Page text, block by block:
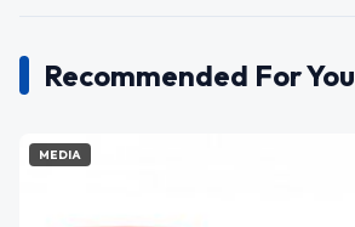
Recommended For You
MEDIA